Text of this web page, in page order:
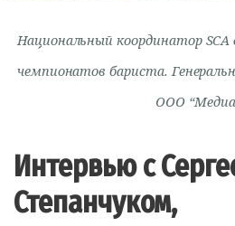
Национальный координатор SCA
чемпионатов бариста.
ООО
Интервью с Сергеем
Степанчуком,